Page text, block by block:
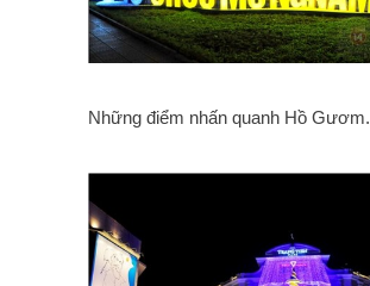
Những điểm nhấn quanh Hồ Gươm.